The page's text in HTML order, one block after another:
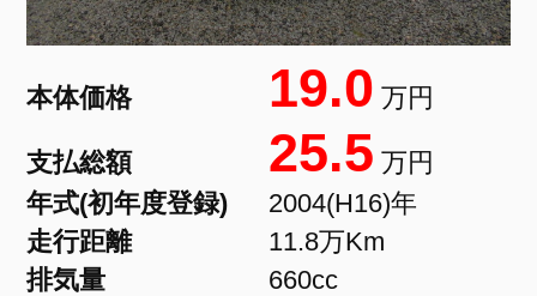
本体価格 19.0 万円
支払総額 25.5 万円
年式(初年度登録)
2004(H16)年
走行距離
11.8万Km
排気量
660cc